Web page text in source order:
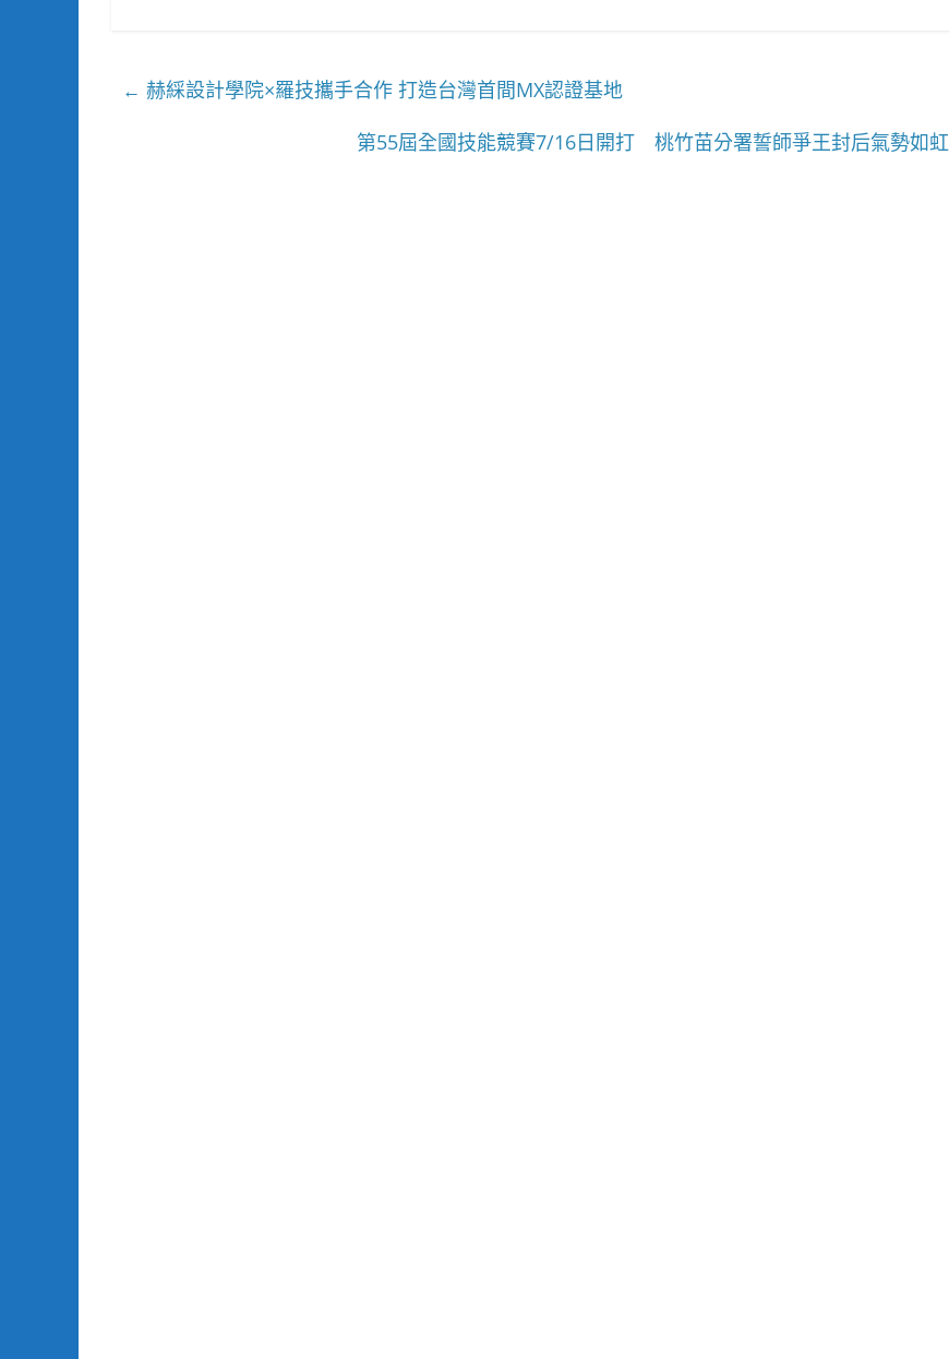
← 赫綵設計學院×羅技攜手合作 打造台灣首間MX認證基地
第55屆全國技能競賽7/16日開打 桃竹苗分署誓師爭王封后氣勢如虹